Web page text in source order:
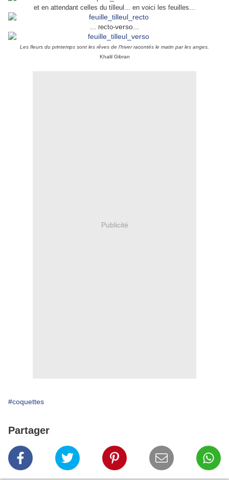
et en attendant celles du tilleul... en voici les feuilles...
... recto-verso...
Les fleurs du printemps sont les rêves de l'hiver racontés le matin par les anges.
Khalil Gibran
Publicité
#coquettes
Partager